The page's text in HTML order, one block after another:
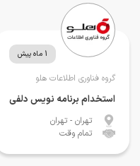
1 ماه پیش
گروه فناوری اطلاعات هلو
استخدام برنامه نویس دلفی
تهران - تهران
تمام وقت